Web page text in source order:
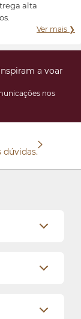
alta
Ver mais ❯
a voar
nos
dúvidas.